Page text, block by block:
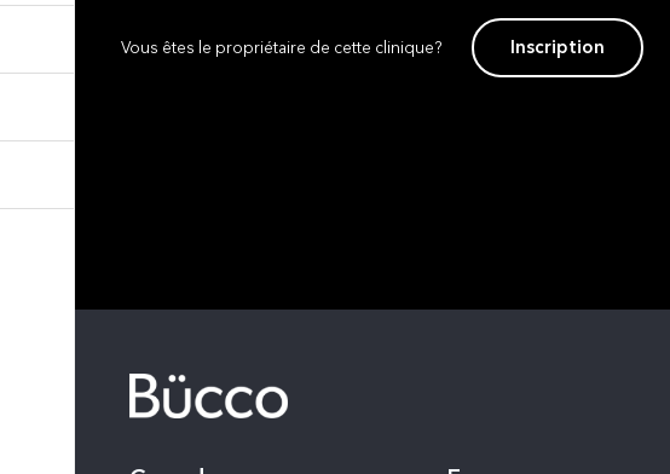
Vous êtes le propriétaire de cette clinique? Inscription